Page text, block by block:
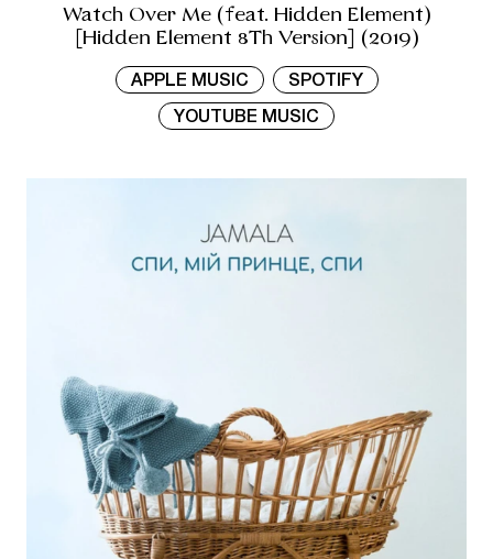
Watch Over Me (feat. Hidden Element)
[Hidden Element 8Th Version] (2019)
APPLE MUSIC SPOTIFY
YOUTUBE MUSIC